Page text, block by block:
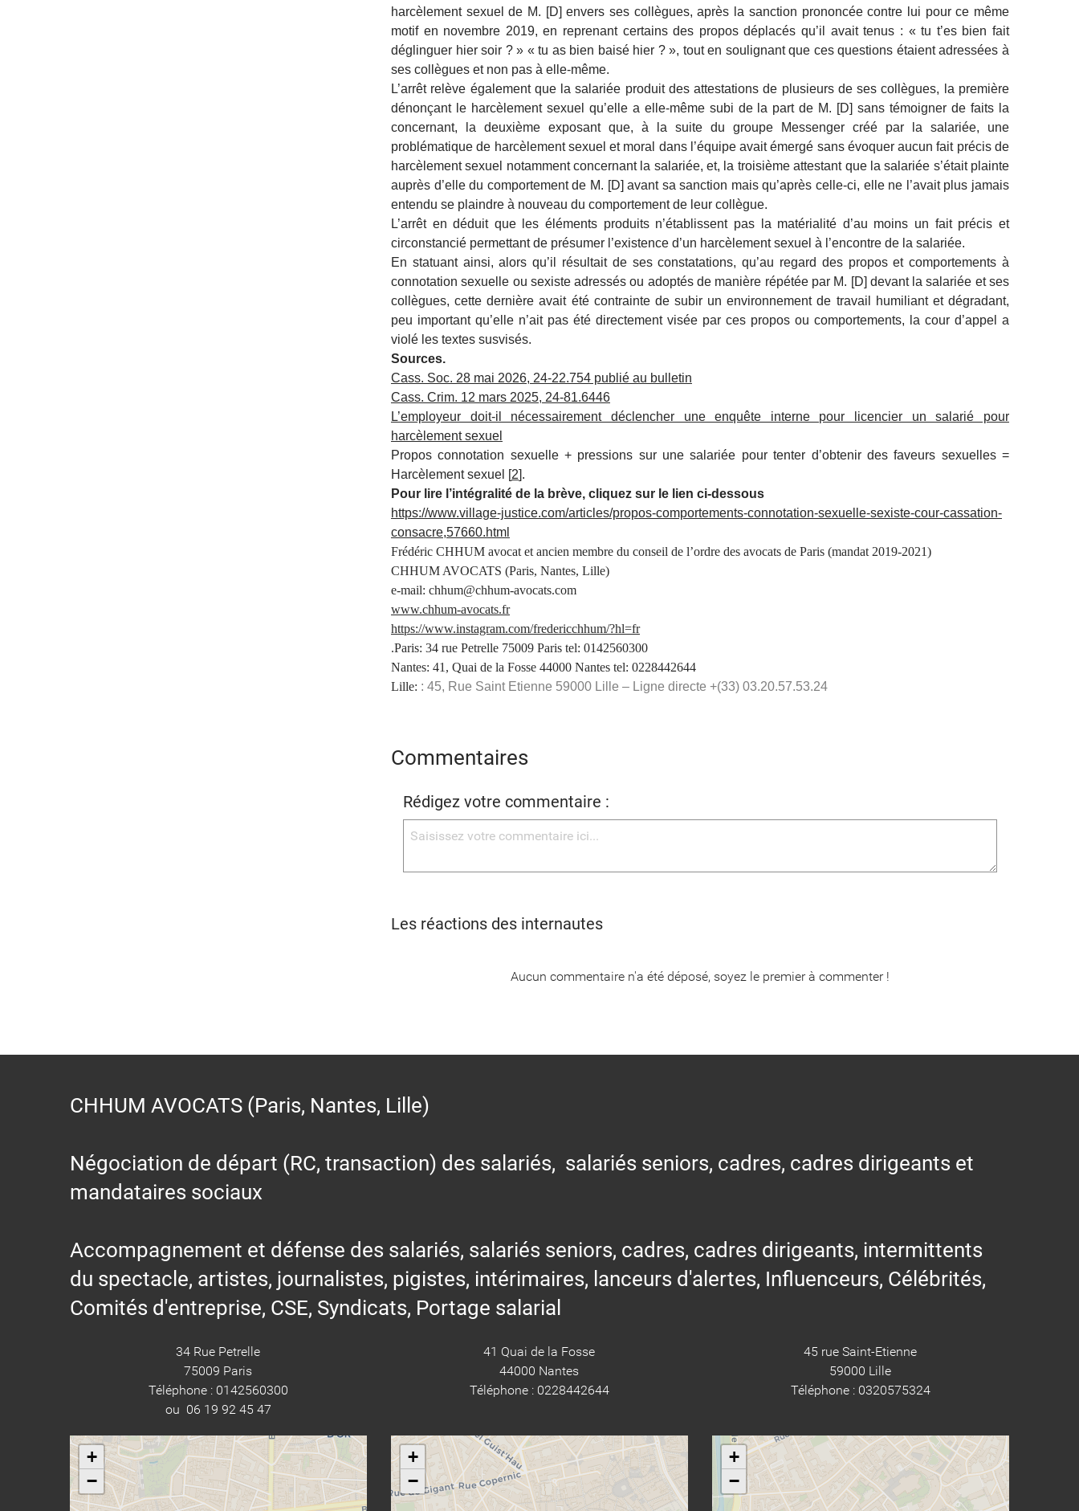
harcèlement sexuel de M. [D] envers ses collègues, après la sanction prononcée contre lui pour ce même
motif en novembre 2019, en reprenant certains des propos déplacés qu’il avait tenus : « tu t’es bien fait
déglinguer hier soir ? » « tu as bien baisé hier ? », tout en soulignant que ces questions étaient adressées à
ses collègues et non pas à elle-même.
L’arrêt relève également que la salariée produit des attestations de plusieurs de ses collègues, la première
dénonçant le harcèlement sexuel qu’elle a elle-même subi de la part de M. [D] sans témoigner de faits la
concernant, la deuxième exposant que, à la suite du groupe Messenger créé par la salariée, une
problématique de harcèlement sexuel et moral dans l’équipe avait émergé sans évoquer aucun fait précis de
harcèlement sexuel notamment concernant la salariée, et, la troisième attestant que la salariée s’était plainte
auprès d’elle du comportement de M. [D] avant sa sanction mais qu’après celle-ci, elle ne l’avait plus jamais
entendu se plaindre à nouveau du comportement de leur collègue.
L’arrêt en déduit que les éléments produits n’établissent pas la matérialité d’au moins un fait précis et
circonstancié permettant de présumer l’existence d’un harcèlement sexuel à l’encontre de la salariée.
En statuant ainsi, alors qu’il résultait de ses constatations, qu’au regard des propos et comportements à
connotation sexuelle ou sexiste adressés ou adoptés de manière répétée par M. [D] devant la salariée et ses
collègues, cette dernière avait été contrainte de subir un environnement de travail humiliant et dégradant,
peu important qu’elle n’ait pas été directement visée par ces propos ou comportements, la cour d’appel a
violé les textes susvisés.
Sources.
Cass. Soc. 28 mai 2026, 24-22.754 publié au bulletin
Cass. Crim. 12 mars 2025, 24-81.6446
L’employeur doit-il nécessairement déclencher une enquête interne pour licencier un salarié pour
harcèlement sexuel
Propos connotation sexuelle + pressions sur une salariée pour tenter d’obtenir des faveurs sexuelles =
Harcèlement sexuel [2].
Pour lire l’intégralité de la brève, cliquez sur le lien ci-dessous
https://www.village-justice.com/articles/propos-comportements-connotation-sexuelle-sexiste-cour-cassation-
consacre,57660.html
Frédéric CHHUM avocat et ancien membre du conseil de l’ordre des avocats de Paris (mandat 2019-2021)
CHHUM AVOCATS (Paris, Nantes, Lille)
e-mail: chhum@chhum-avocats.com
www.chhum-avocats.fr
https://www.instagram.com/fredericchhum/?hl=fr
.Paris: 34 rue Petrelle 75009 Paris tel: 0142560300
Nantes: 41, Quai de la Fosse 44000 Nantes tel: 0228442644
Lille: : 45, Rue Saint Etienne 59000 Lille – Ligne directe +(33) 03.20.57.53.24
Commentaires
Rédigez votre commentaire :
Les réactions des internautes
Aucun commentaire n'a été déposé, soyez le premier à commenter !
CHHUM AVOCATS (Paris, Nantes, Lille)
Négociation de départ (RC, transaction) des salariés, salariés seniors, cadres, cadres dirigeants et
mandataires sociaux
Accompagnement et défense des salariés, salariés seniors, cadres, cadres dirigeants, intermittents
du spectacle, artistes, journalistes, pigistes, intérimaires, lanceurs d'alertes, Influenceurs, Célébrités,
Comités d'entreprise, CSE, Syndicats, Portage salarial
34 Rue Petrelle
75009 Paris
Téléphone : 0142560300
ou 06 19 92 45 47
+
−
41 Quai de la Fosse
44000 Nantes
Téléphone : 0228442644
+
−
45 rue Saint-Etienne
59000 Lille
Téléphone : 0320575324
+
−